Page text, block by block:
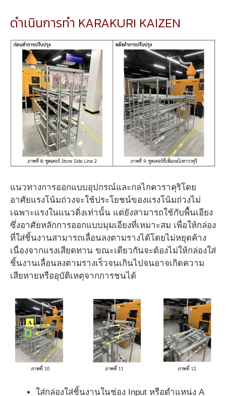
ดำเนินการทำ KARAKURI KAIZEN
แนวทางการออกแบบอุปกรณ์และกลไกคาราคุริโดย
อาศัยแรงโน้มถ่วงจะใช้ประโยชน์ของแรงโน้มถ่วงไม่
เฉพาะแรงในแนวดิ่งเท่านั้น แต่ยังสามารถใช้กับพื้นเอียง
ซึ่งอาศัยหลักการออกแบบมุมเอียงที่เหมาะสม เพื่อให้กล่อง
ที่ใส่ชิ้นงานสามารถเลื่อนลงตามรางได้โดยไม่หยุดค้าง
เนื่องจากแรงเสียดทาน ขณะเดียวกันจะต้องไม่ให้กล่องใส่
ชิ้นงานเลื่อนลงตามรางเร็วจนเกินไปจนอาจเกิดความ
เสียหายหรืออุบัติเหตุจากการชนได้
ใส่กล่องใส่ชิ้นงานในช่อง Input หรือตำแหน่ง A